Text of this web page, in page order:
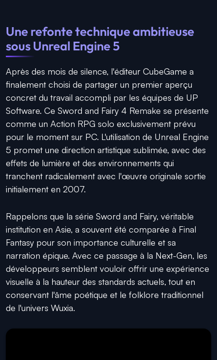
Une refonte technique ambitieuse
sous Unreal Engine 5
Après des mois de silence, l'éditeur CubeGame a
finalement choisi de partager un premier aperçu
concret du travail accompli par les équipes de UP
Software. Ce Sword and Fairy 4 Remake se présente
comme un Action RPG solo exclusivement prévu
pour le moment sur PC. L'utilisation de Unreal Engine
5 promet une direction artistique sublimée, avec des
effets de lumière et des environnements qui
tranchent radicalement avec l'œuvre originale sortie
initialement en 2007.
Rappelons que la série Sword and Fairy, véritable
institution en Asie, a souvent été comparée à Final
Fantasy pour son importance culturelle et sa
narration épique. Avec ce passage à la Next-Gen, les
développeurs semblent vouloir offrir une expérience
visuelle à la hauteur des standards actuels, tout en
conservant l'âme poétique et le folklore traditionnel
de l'univers Wuxia.